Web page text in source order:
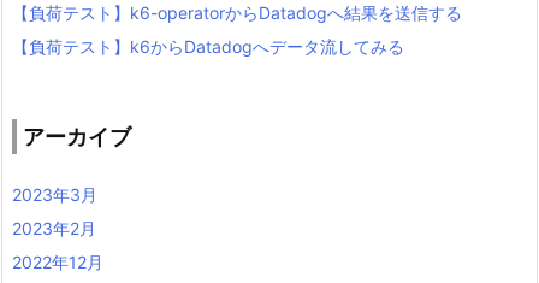
【負荷テスト】k6-operatorからDatadogへ結果を送信する
【負荷テスト】k6からDatadogへデータ流してみる
アーカイブ
2023年3月
2023年2月
2022年12月